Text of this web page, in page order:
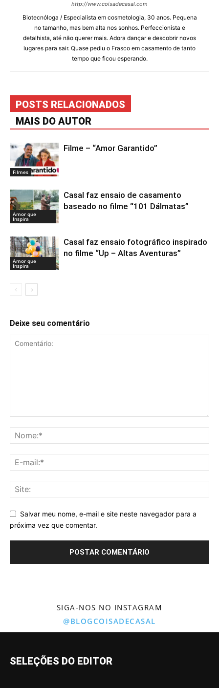
http://www.coisadecasal.com
Biotecnóloga / Especialista em cosmetologia, 30 anos. Pequena
no tamanho, mas bem alta nos sonhos. Perfeccionista e
detalhista, até não querer mais. Adora dançar e descobrir novos
lugares para sair. Quase pediu o Frasco em casamento de tanto
tempo que ficou esperando.
POSTS RELACIONADOS
MAIS DO AUTOR
Filmes
Filme – “Amor Garantido”
Amor que
Inspira
Casal faz ensaio de casamento
baseado no filme “101 Dálmatas”
Amor que
Inspira
Casal faz ensaio fotográfico inspirado
no filme “Up – Altas Aventuras”
Deixe seu comentário
Salvar meu nome, e-mail e site neste navegador para a
próxima vez que comentar.
SIGA-NOS NO INSTAGRAM
@BLOGCOISADECASAL
SELEÇÕES DO EDITOR